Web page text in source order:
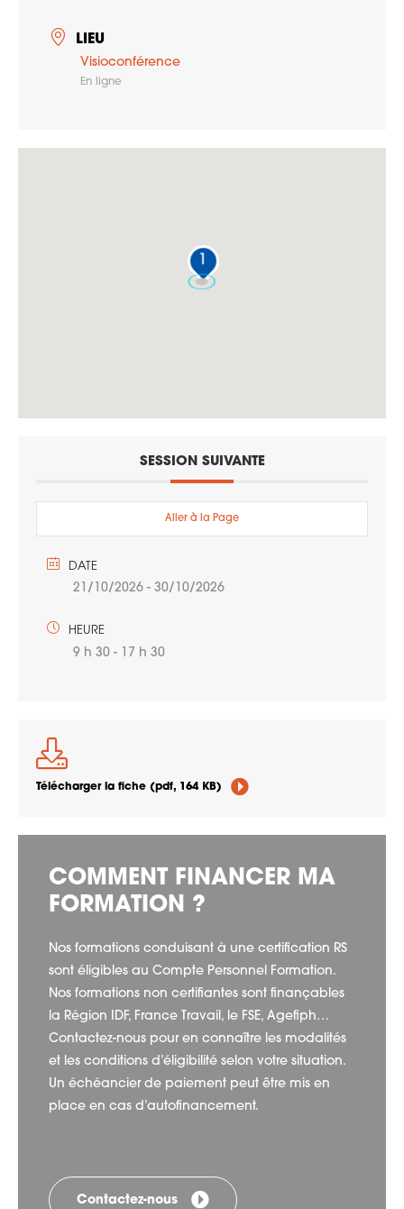
LIEU
Visioconférence
En ligne
1
SESSION SUIVANTE
Aller à la Page
DATE
21/10/2026 - 30/10/2026
HEURE
9 h 30 - 17 h 30
Télécharger la fiche (pdf, 164 KB)
COMMENT FINANCER MA
FORMATION ?
Nos formations conduisant à une certification RS
sont éligibles au Compte Personnel Formation.
Nos formations non certifiantes sont finançables
la Région IDF, France Travail, le FSE, Agefiph…
Contactez-nous pour en connaître les modalités
et les conditions d’éligibilité selon votre situation.
Un échéancier de paiement peut être mis en
place en cas d’autofinancement.
Contactez-nous